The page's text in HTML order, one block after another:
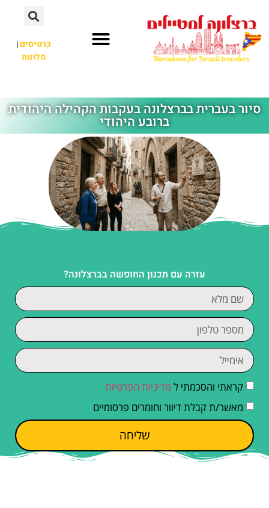
כרטיסים|
מלונות
סיור בעברית בברצלונה בעקבות הקהילה היהודית
ברובע היהודי
עזרה עם תכנון החופשה בברצלונה?
קראתי והסכמתי ל מדיניות הפרטיות
מאשר/ת קבלת דיוור וחומרים פרסומיים
שליחה